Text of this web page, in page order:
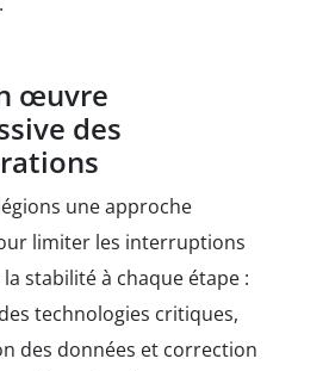
œuvre
des
une approche
limiter les interruptions
stabilité à chaque étape :
technologies critiques,
des données et correction